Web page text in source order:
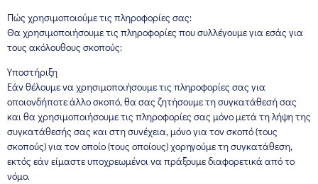
Πώς χρησιμοποιούμε τις πληροφορίες σας:
Θα χρησιμοποιήσουμε τις πληροφορίες που συλλέγουμε για εσάς για
τους ακόλουθους σκοπούς:
Υποστήριξη
Εάν θέλουμε να χρησιμοποιήσουμε τις πληροφορίες σας για
οποιονδήποτε άλλο σκοπό, θα σας ζητήσουμε τη συγκατάθεσή σας
και θα χρησιμοποιήσουμε τις πληροφορίες σας μόνο μετά τη λήψη της
συγκατάθεσής σας και στη συνέχεια, μόνο για τον σκοπό (τους
σκοπούς) για τον οποίο (τους οποίους) χορηγούμε τη συγκατάθεση,
εκτός εάν είμαστε υποχρεωμένοι να πράξουμε διαφορετικά από το
νόμο.